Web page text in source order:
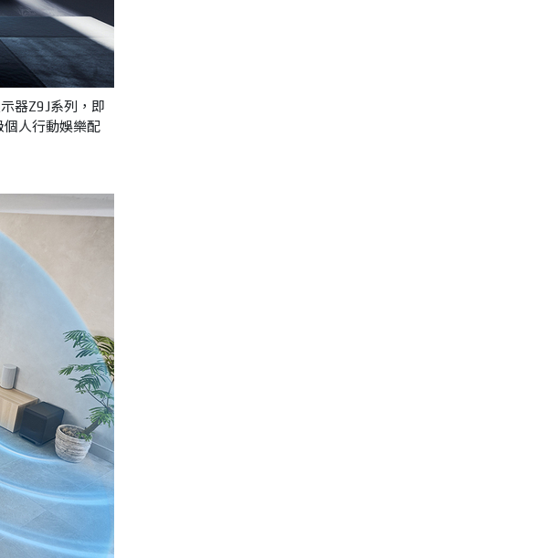
器Z9J系列，即
人行動娛樂配